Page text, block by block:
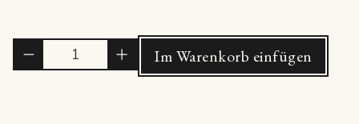
Im Warenkorb einfügen